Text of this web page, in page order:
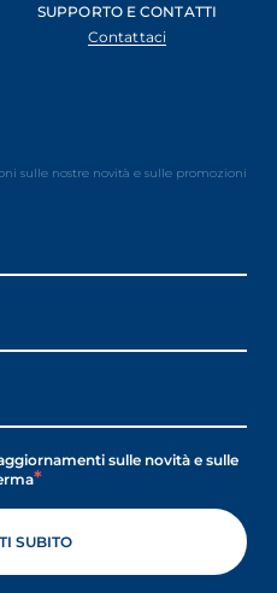
SUPPORTO E CONTATTI
Contattaci
sulle nostre novità e sulle promozioni
sulle novità e sulle